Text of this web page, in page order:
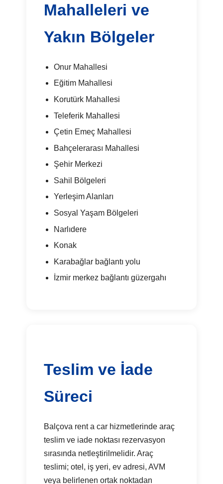
Mahalleleri ve
Yakın Bölgeler
Onur Mahallesi
Eğitim Mahallesi
Korutürk Mahallesi
Teleferik Mahallesi
Çetin Emeç Mahallesi
Bahçelerarası Mahallesi
Şehir Merkezi
Sahil Bölgeleri
Yerleşim Alanları
Sosyal Yaşam Bölgeleri
Narlıdere
Konak
Karabağlar bağlantı yolu
İzmir merkez bağlantı güzergahı
Teslim ve İade
Süreci
Balçova rent a car hizmetlerinde araç
teslim ve iade noktası rezervasyon
sırasında netleştirilmelidir. Araç
teslimi; otel, iş yeri, ev adresi, AVM
veya belirlenen ortak noktadan